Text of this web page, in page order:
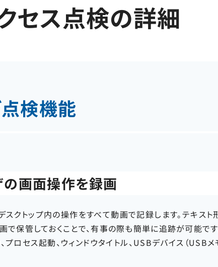
セス点検の詳細
検機能
画面操作を録画
スクトップ内の操作をすべて動画で記録します。テキ
で保管しておくことで、有事の際も簡単に追跡が可能で
プロセス起動、ウィンドウタイトル、USBデバイス（USBメ